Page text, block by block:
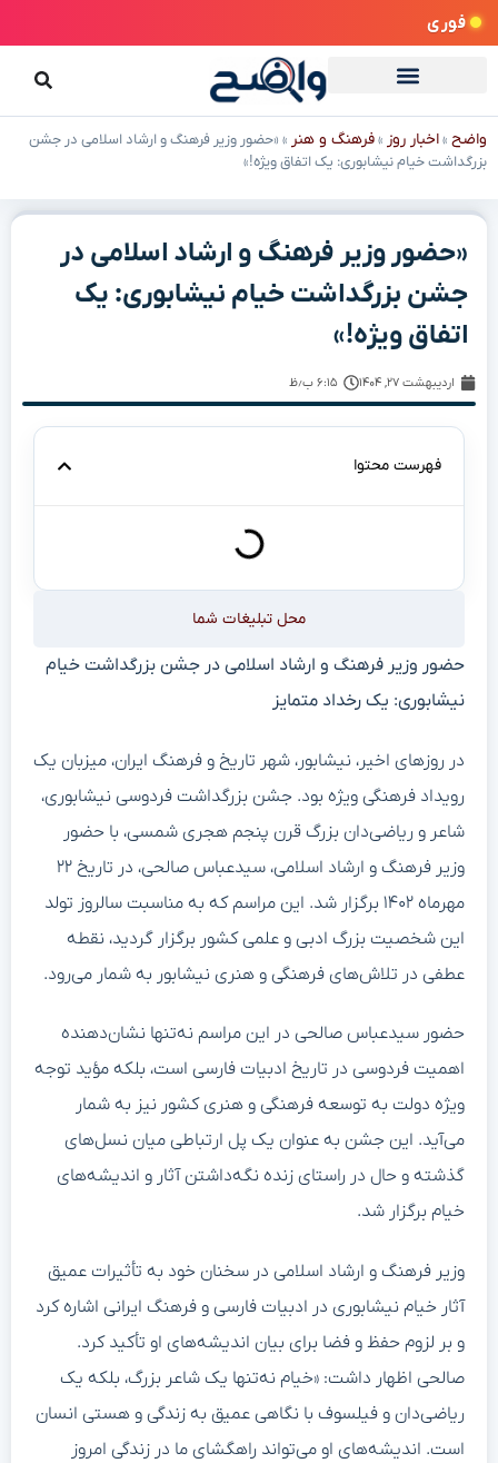
فوری
واضح »اخبار روز »فرهنگ و هنر » «حضور وزیر فرهنگ و ارشاد اسلامی در جشن
بزرگداشت خیام نیشابوری: یک اتفاق ویژه!»
«حضور وزیر فرهنگ و ارشاد اسلامی در
جشن بزرگداشت خیام نیشابوری: یک
اتفاق ویژه!»
اردیبهشت ۲۷, ۱۴۰۴ ۶:۱۵ ب٫ظ
فهرست محتوا
محل تبلیغات شما
حضور وزیر فرهنگ و ارشاد اسلامی در جشن بزرگداشت خیام
نیشابوری: یک رخداد متمایز
در روزهای اخیر، نیشابور، شهر تاریخ و فرهنگ ایران، میزبان یک
رویداد فرهنگی ویژه بود. جشن بزرگداشت فردوسی نیشابوری،
شاعر و ریاضی‌دان بزرگ قرن پنجم هجری شمسی، با حضور
وزیر فرهنگ و ارشاد اسلامی، سیدعباس صالحی، در تاریخ ۲۲
مهرماه ۱۴۰۲ برگزار شد. این مراسم که به مناسبت سالروز تولد
این شخصیت بزرگ ادبی و علمی کشور برگزار گردید، نقطه
عطفی در تلاش‌های فرهنگی و هنری نیشابور به شمار می‌رود.
حضور سیدعباس صالحی در این مراسم نه‌تنها نشان‌دهنده
اهمیت فردوسی در تاریخ ادبیات فارسی است، بلکه مؤید توجه
ویژه دولت به توسعه فرهنگی و هنری کشور نیز به شمار
می‌آید. این جشن به عنوان یک پل ارتباطی میان نسل‌های
گذشته و حال در راستای زنده نگه‌داشتن آثار و اندیشه‌های
خیام برگزار شد.
وزیر فرهنگ و ارشاد اسلامی در سخنان خود به تأثیرات عمیق
آثار خیام نیشابوری در ادبیات فارسی و فرهنگ ایرانی اشاره کرد
و بر لزوم حفظ و فضا برای بیان اندیشه‌های او تأکید کرد.
صالحی اظهار داشت: «خیام نه‌تنها یک شاعر بزرگ، بلکه یک
ریاضی‌دان و فیلسوف با نگاهی عمیق به زندگی و هستی انسان
است. اندیشه‌های او می‌تواند راهگشای ما در زندگی امروز